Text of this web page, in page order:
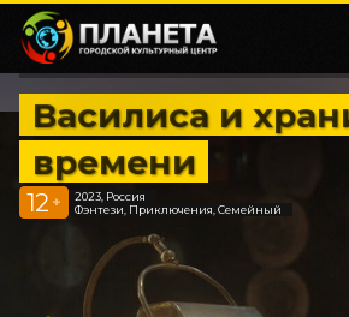
Василиса и
времени
12 +
2023, Россия
Фэнтези, Приключения, Семейный